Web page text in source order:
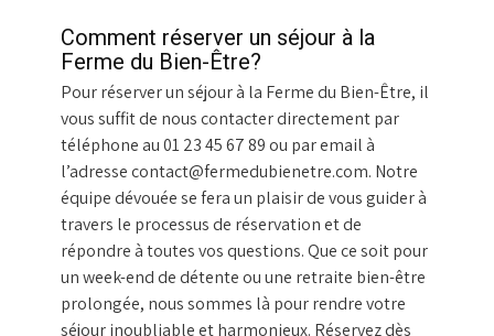
Comment réserver un séjour à la
Ferme du Bien-Être?
Pour réserver un séjour à la Ferme du Bien-Être, il
vous suffit de nous contacter directement par
téléphone au 01 23 45 67 89 ou par email à
l’adresse contact@fermedubienetre.com. Notre
équipe dévouée se fera un plaisir de vous guider à
travers le processus de réservation et de
répondre à toutes vos questions. Que ce soit pour
un week-end de détente ou une retraite bien-être
prolongée, nous sommes là pour rendre votre
séjour inoubliable et harmonieux. Réservez dès